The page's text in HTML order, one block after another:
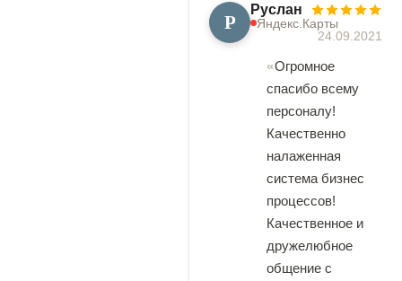
Р Руслан
Яндекс.Карты
24.09.2021
Огромное
спасибо всему
персоналу!
Качественно
налаженная
система бизнес
процессов!
Качественное и
дружелюбное
общение с